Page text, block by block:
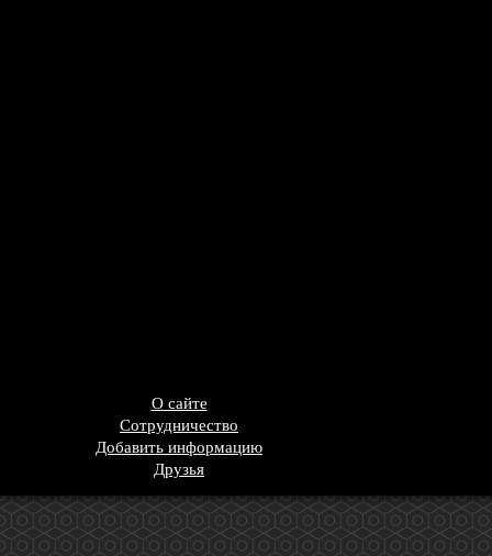
О сайте
Сотрудничество
Добавить информацию
Друзья